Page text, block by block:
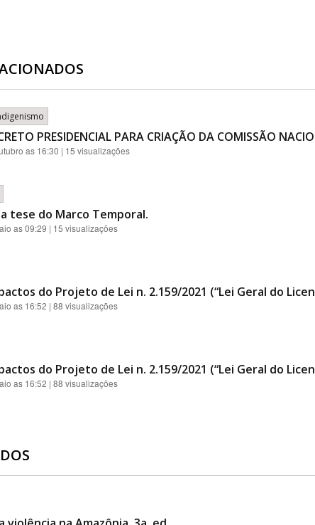
PRESIDENCIAL PARA CRIAÇÃO DA COMISSÃO
as 16:30 | 15 visualizações
tese do Marco Temporal.
as 09:29 | 15 visualizações
do Projeto de Lei n. 2.159/2021 (“Lei Geral do
as 16:52 | 88 visualizações
do Projeto de Lei n. 2.159/2021 (“Lei Geral do
as 16:52 | 88 visualizações